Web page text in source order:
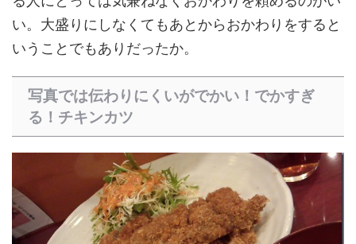
い。大盛りにしなくてもあとからおかわりをすると
いうことでもありだったか。
写真では伝わりにくいがでかい！でかすぎ
る！チキンカツ